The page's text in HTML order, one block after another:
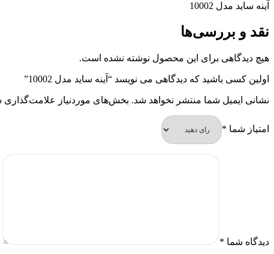
آینه ساید مدل 10002
نقد و بررسی‌ها
هیچ دیدگاهی برای این محصول نوشته نشده است.
اولین کسی باشید که دیدگاهی می نویسد “آینه ساید مدل 10002”
نشانی ایمیل شما منتشر نخواهد شد. بخش‌های موردنیاز علامت‌گذاری
امتیاز شما *
دیدگاه شما *